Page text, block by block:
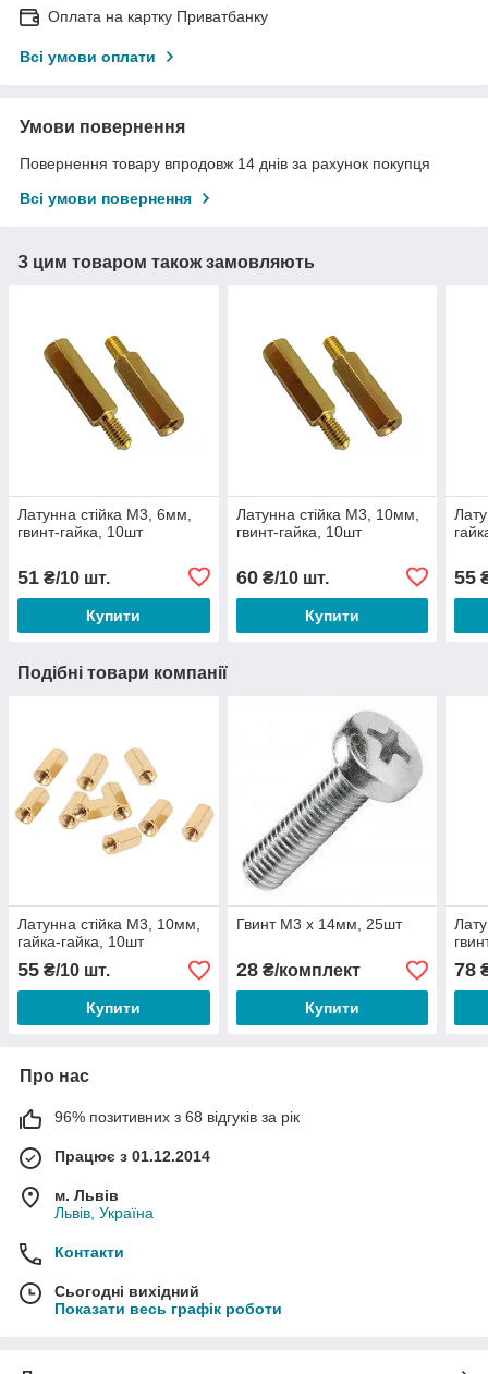
Оплата на картку Приватбанку
Всі умови оплати
Умови повернення
Повернення товару впродовж 14 днів за рахунок покупця
Всі умови повернення
З цим товаром також замовляють
Латунна стійка М3, 6мм,
гвинт-гайка, 10шт
51 ₴/10 шт.
Купити
Латунна стійка М3, 10мм,
гвинт-гайка, 10шт
60₴/10 шт.
Купити
55
Подібні товари компанії
Латунна стійка М3, 10мм,
гайка-гайка, 10шт
55 ₴/10 шт.
Купити
Гвинт М3 х 14мм, 25шт
28₴/комплект
Купити
78
Про нас
96% позитивних з 68 відгуків за рік
Працює з 01.12.2014
м. Львів
Львів, Україна
Контакти
Сьогодні вихідний
Показати весь графік роботи